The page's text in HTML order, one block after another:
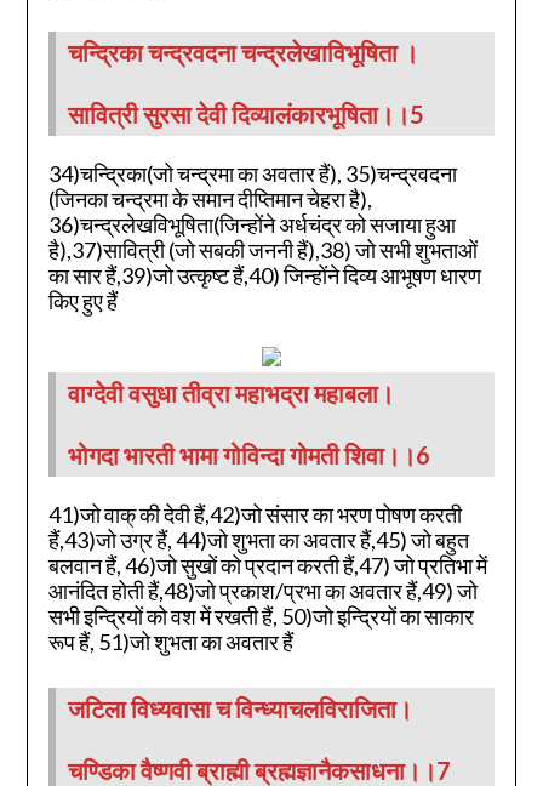
चन्द्रिका चन्द्रवदना चन्द्रलेखाविभूषिता ।
सावित्री सुरसा देवी दिव्यालंकारभूषिता।।5
34)चन्द्रिका(जो चन्द्रमा का अवतार हैं), 35)चन्द्रवदना
(जिनका चन्द्रमा के समान दीप्तिमान चेहरा है),
36)चन्द्रलेखविभूषिता(जिन्होंने अर्धचंद्र को सजाया हुआ
है),37)सावित्री (जो सबकी जननी हैं),38) जो सभी शुभताओं
का सार हैं,39)जो उत्कृष्ट हैं,40) जिन्होंने दिव्य आभूषण धारण
किए हुए हैं
वाग्देवी वसुधा तीव्रा महाभद्रा महाबला।
भोगदा भारती भामा गोविन्दा गोमती शिवा।।6
41)जो वाक् की देवी हैं,42)जो संसार का भरण पोषण करती
हैं,43)जो उग्र हैं, 44)जो शुभता का अवतार हैं,45) जो बहुत
बलवान हैं, 46)जो सुखों को प्रदान करती हैं,47) जो प्रतिभा में
आनंदित होती हैं,48)जो प्रकाश/प्रभा का अवतार हैं,49) जो
सभी इन्द्रियों को वश में रखती हैं, 50)जो इन्द्रियों का साकार
रूप हैं, 51)जो शुभता का अवतार हैं
जटिला विध्यवासा च विन्ध्याचलविराजिता।
चण्डिका वैष्णवी ब्राह्मी ब्रह्मज्ञानैकसाधना।।7